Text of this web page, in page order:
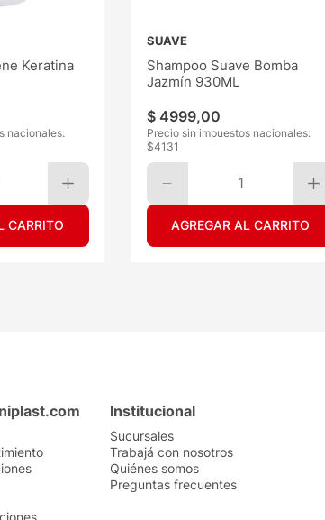
Keratina
nacionales:
CARRITO
SUAVE
Shampoo Suave Bomba
Jazmín 930ML
$ 4999,00
Precio sin impuestos nacionales:
$4131
1
AGREGAR AL CARRITO
Institucional
Sucursales
Trabajá con nosotros
Quiénes somos
Preguntas frecuentes